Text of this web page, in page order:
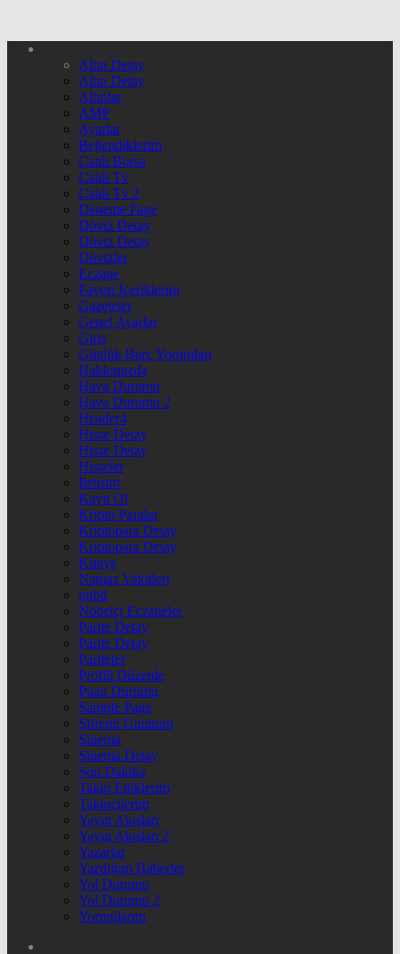
Altın Detay
Altın Detay
Altınlar
AMP
Ayarlar
Beğendiklerim
Canlı Borsa
Canlı Tv
Canlı Tv 2
Deneme Page
Döviz Detay
Döviz Detay
Dövizler
Eczane
Favori İçeriklerim
Gazeteler
Genel Ayarlar
Giriş
Günlük Burç Yorumları
Hakkımızda
Hava Durumu
Hava Durumu 2
Header4
Hisse Detay
Hisse Detay
Hisseler
İletişim
Kayıt Ol
Kripto Paralar
Kriptopara Detay
Kriptopara Detay
Künye
Namaz Vakitleri
nnbil
Nöbetçi Eczaneler
Parite Detay
Parite Detay
Pariteler
Profili Düzenle
Puan Durumu
Sample Page
Şifremi Unuttum
Sinema
Sinema Detay
Son Dakika
Takip Ettiklerim
Takipçilerim
Yayın Akışları
Yayın Akışları 2
Yazarlar
Yazdığım Haberler
Yol Durumu
Yol Durumu 2
Yorumlarım